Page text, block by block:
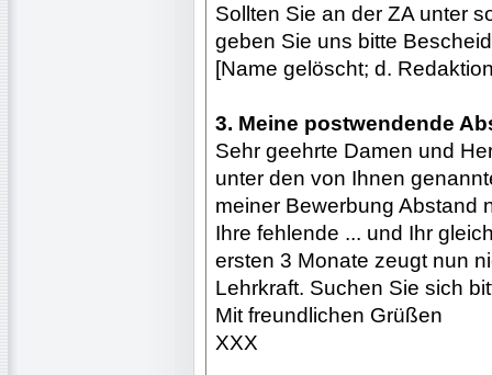
Sollten Sie an der ZA unter
geben Sie uns bitte
[Name gelöscht; d.
3. Meine postwendende
Sehr geehrte Damen und
unter den von Ihnen
meiner Bewerbung Abstand
Ihre fehlende ... und Ihr
ersten 3 Monate zeugt nun
Lehrkraft. Suchen Sie sich
Mit freundlichen Grüßen
XXX